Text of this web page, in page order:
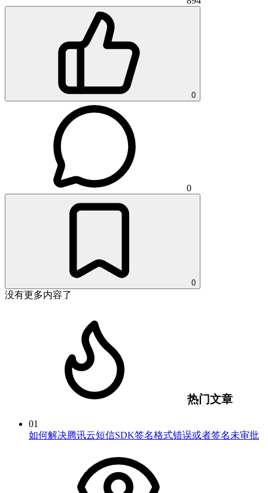
0
0
0
没有更多内容了
热门文章
01
如何解决腾讯云短信SDK签名格式错误或者签名未审批